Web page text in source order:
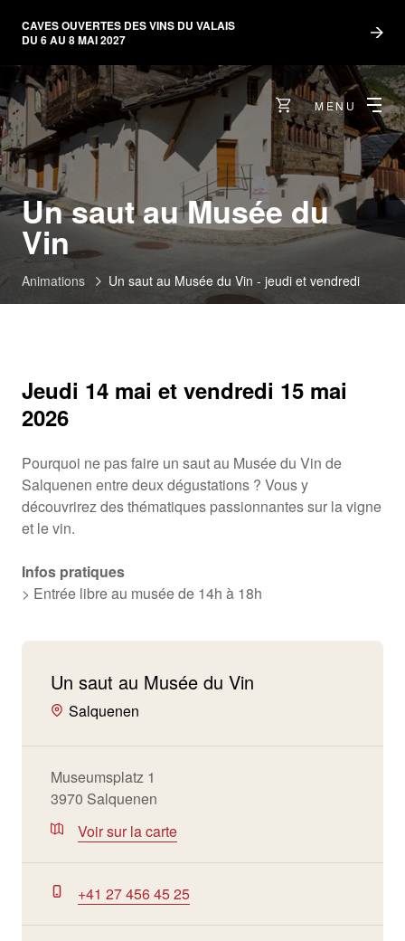
CAVES OUVERTES DES VINS DU VALAIS
DU 6 AU 8 MAI 2027
MENU
Un saut au Musée du
Vin
Animations Un saut au Musée du Vin - jeudi et vendredi
Jeudi 14 mai et vendredi 15 mai
2026
Pourquoi ne pas faire un saut au Musée du Vin de
Salquenen entre deux dégustations ? Vous y
découvrirez des thématiques passionnantes sur la vigne
et le vin.
Infos pratiques
> Entrée libre au musée de 14h à 18h
Un saut au Musée du Vin
Salquenen
Museumsplatz 1
3970 Salquenen
Voir sur la carte
+41 27 456 45 25